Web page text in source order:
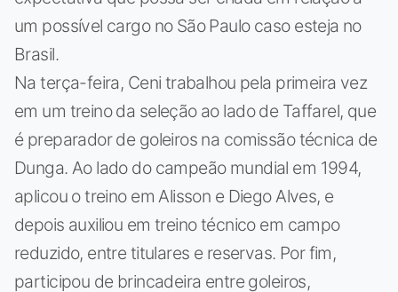
um possível cargo no São Paulo caso esteja no
Brasil.
Na terça-feira, Ceni trabalhou pela primeira vez
em um treino da seleção ao lado de Taffarel, que
é preparador de goleiros na comissão técnica de
Dunga. Ao lado do campeão mundial em 1994,
aplicou o treino em Alisson e Diego Alves, e
depois auxiliou em treino técnico em campo
reduzido, entre titulares e reservas. Por fim,
participou de brincadeira entre goleiros,